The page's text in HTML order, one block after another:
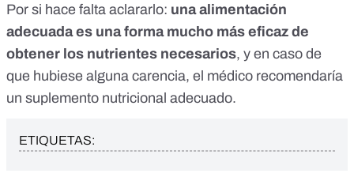
Por si hace falta aclararlo: una alimentación
adecuada es una forma mucho más eficaz de
obtener los nutrientes necesarios, y en caso de
que hubiese alguna carencia, el médico recomendaría
un suplemento nutricional adecuado.
ETIQUETAS: